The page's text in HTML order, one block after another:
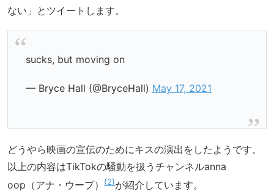
ない」とツイートします。
sucks, but moving on
— Bryce Hall (@BryceHall) May 17, 2021
どうやら映画の宣伝のためにキスの演出をしたようです。
以上の内容はTikTokの騒動を扱うチャンネルanna
oop（アナ・ウープ）
2 が紹介しています。